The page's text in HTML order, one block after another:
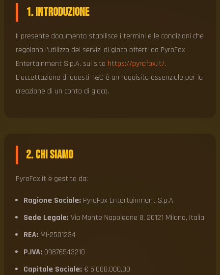
1. Introduzione
Il presente documento stabilisce i termini e le condizioni che
regolano l'utilizzo dei servizi di gioco offerti da PyroFox
Entertainment S.p.A. sul sito https://pyrofox.it/.
L'accettazione di questi T&C è un requisito essenziale per la
creazione di un conto di gioco.
2. Chi Siamo
PyroFox.it è gestito da:
Ragione Sociale: PyroFox Entertainment S.p.A.
Sede Legale: Via Monte Napoleone 8, 20121 Milano, Italia
REA: MI-2501234
P.IVA: 09876543210
Capitale Sociale: € 5.000.000,00